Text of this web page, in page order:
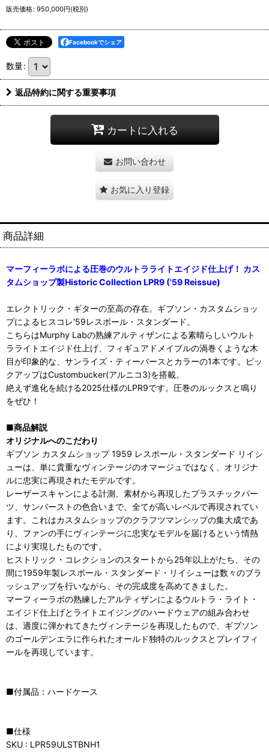
販売価格: 950,000円(税別)
Facebookでシェア
数量:
返品特約に関する重要事項
カートに入れる
お問い合わせ
お気に入り登録
商品詳細
マーフィーラボによる圧巻のウルトラライトエイジド仕上げ！ カス
タムショップ製Historic Collection LPR9 ('59 Reissue)
エレクトリック・ギターの至高の存在。ギブソン・カスタムショッ
プによるヒスコレ'59レスポール・スタンダード。
こちらはMurphy Labの熟練アルティザンによる素晴らしいウルト
ラライトエイジド仕上げ、フィギュアドメイプルの渦巻くような木
目が印象的な、サンライズ・ティーバースとカラーの1本です。ピッ
クアップはCustombucker(アルニコ3)を搭載。
絶えず進化を続ける2025仕様のLPR9です。圧巻のルックスと鳴り
をぜひ！
■商品解説
オリジナルへのこだわり
ギブソン カスタムショップ 1959 レスポール・スタンダード リイシ
ューは、単に貴重なヴィンテージのオマージュではなく、オリジナ
ルに忠実に再現されたモデルです。
レーザースキャンによる計測、素材から再現したプラスチックパー
ツ、サンバーストの色合いまで、全てが高いレベルで再現されてい
ます。これはカスタムショップのクラフツマンシップの集大成であ
り、ファンの手にヴィンテージに忠実なモデルを届けるという情熱
により実現したものです。
ヒストリック・コレクションのスタートから25年以上がたち、その
間に1959年製レスポール・スタンダード・リイシューは数々のブラ
ッシュアップを行いながら、その完成度を高めてきました。
マーフィーラボの熟練したアルティザンによるウルトラ・ライト・
エイジド仕上げとライトエイジングのハードウェアの組み合わせ
は、適度に弾かれてきたヴィンテージを再現したもので、ギブソン
のゴールデンエラに作られたオールド独特のルックスとプレイフィ
ールを再現しています。
■付属品：ハードケース
■仕様
SKU : LPR59ULSTBNH1